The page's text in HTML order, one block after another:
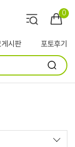
0
시판 포토후기